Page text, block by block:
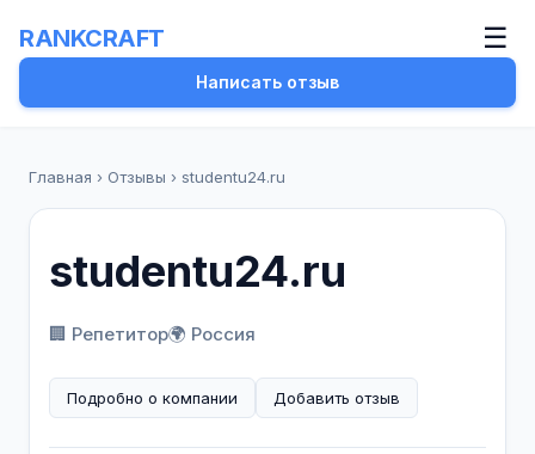
RANKCRAFT ☰
Написать отзыв
Главная › Отзывы › studentu24.ru
studentu24.ru
🏢 Репетитор🌍 Россия
Подробно о компании Добавить отзыв